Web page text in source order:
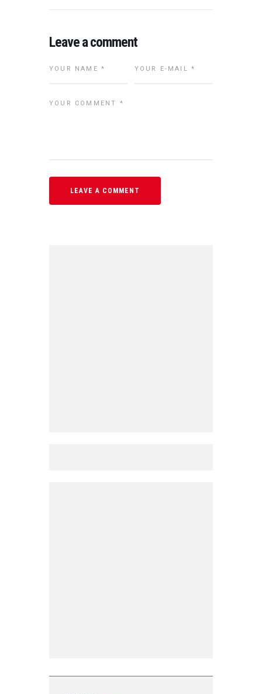
Leave a comment